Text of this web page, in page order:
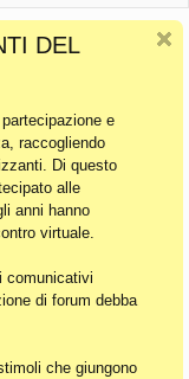
DEL
e
raccogliendo
Di questo
alle
anni hanno
virtuale.
comunicativi
di forum debba
che giungono